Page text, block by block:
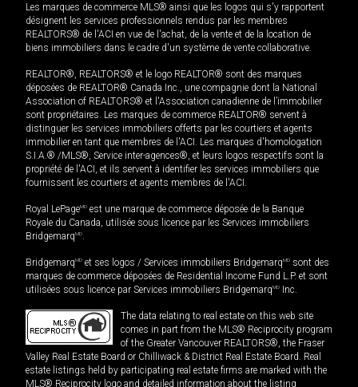
Les marques de commerce MLS® ainsi que les logos qui s'y rapportent
désignent les services professionnels rendus par les membres
REALTORS® de l'ACI en vue de l'achat, de la vente et de la location de
biens immobiliers dans le cadre d'un système de vente collaborative.
REALTOR®, REALTORS® et le logo REALTOR® sont des marques
déposées de REALTOR® Canada Inc., une compagnie dont la National
Association of REALTORS® et l'Association canadienne de l’immobilier
sont propriétaires. Les marques de commerce REALTOR® servent à
distinguer les services immobiliers offerts par les courtiers et agents
immobilier en tant que membres de l'ACI. Les marques d'homologation
S.I.A.® /MLS®, Service inter-agences®, et leurs logos respectifs sont la
propriété de l'ACI, et ils servent à identifier les services immobiliers que
fournissent les courtiers et agents membres de l'ACI.
Royal LePageMD est une marque de commerce déposée de la Banque
Royale du Canada, utilisée sous licence par les Services immobiliers
BridgemarqMD
BridgemarqMD et ses logos / Services immobiliers BridgemarqMD sont des
marques de commerce déposées de Residential Income Fund L.P. et sont
utilisées sous licence par Services immobiliers BridgemarqMD Inc.
The data relating to real estate on this web site
comes in part from the MLS® Reciprocity program
of the Greater Vancouver REALTORS®, the Fraser
Valley Real Estate Board or Chilliwack & District Real Estate Board. Real
estate listings held by participating real estate firms are marked with the
MLS® Reciprocity logo and detailed information about the listing